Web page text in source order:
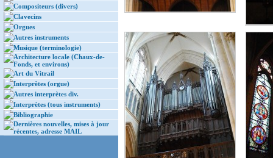
Compositeurs (divers)
Clavecins
Orgues
Autres instruments
Musique (terminologie)
Architecture locale (Chaux-de-
Fonds, et environs)
Art du Vitrail
Interprètes (orgue)
Autres interprètes div.
Interprètes (tous instruments)
Bibliographie
Dernières nouvelles, mises à jour
récentes, adresse MAIL